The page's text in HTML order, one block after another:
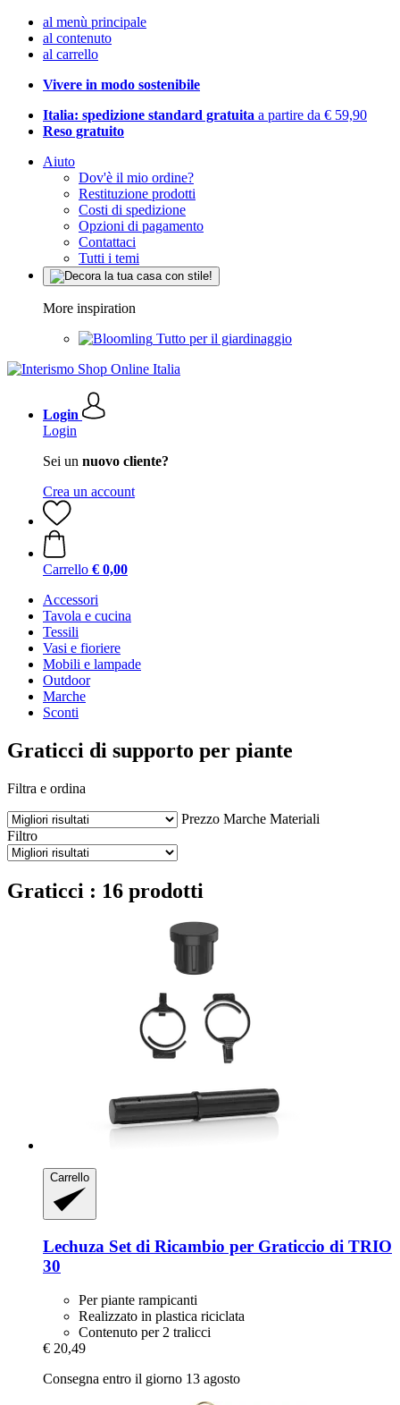
al menù principale
al contenuto
al carrello
Vivere in modo sostenibile
Italia: spedizione standard gratuita a partire da € 59,90
Reso gratuito
Aiuto
Dov'è il mio ordine?
Restituzione prodotti
Costi di spedizione
Opzioni di pagamento
Contattaci
Tutti i temi
More inspiration
Tutto per il giardinaggio
Login
Login
Sei un nuovo cliente?
Crea un account
Carrello € 0,00
Accessori
Tavola e cucina
Tessili
Vasi e fioriere
Mobili e lampade
Outdoor
Marche
Sconti
Graticci di supporto per piante
Filtra e ordina
Prezzo Marche Materiali
Filtro
Graticci : 16 prodotti
Carrello
Lechuza Set di Ricambio per Graticcio di TRIO
30
Per piante rampicanti
Realizzato in plastica riciclata
Contenuto per 2 tralicci
€ 20,49
Consegna entro il giorno 13 agosto